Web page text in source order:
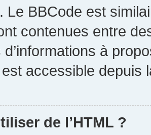
Le BBCode est
contenues entre
d’informations à
accessible depuis
de l’HTML ?